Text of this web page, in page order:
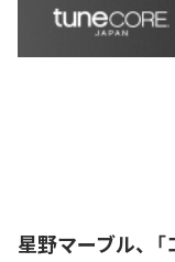
星野マーブル、